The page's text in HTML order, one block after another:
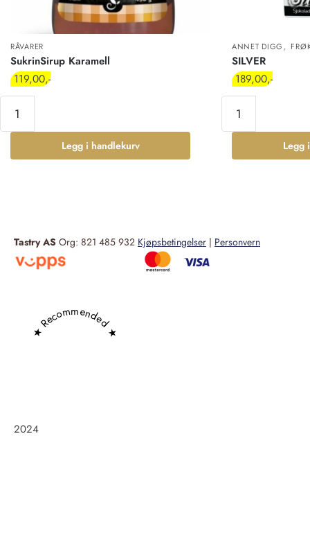
RÅVARER
SukrinSirup Karamell
119,00
Legg i handlekurv
ANNET DIGG,
SILVER
189,00
Legg
Tastry AS Org: 821 485 932 Kjøpsbetingelser | Personvern
★ Recommended ★
2024